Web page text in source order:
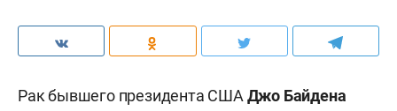
Рак бывшего президента США Джо Байдена